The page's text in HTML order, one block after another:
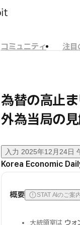
コミュニティ
注目
為替の高止
外為当局の見
入力 2025年12月24日
Korea Economic
概要 STAT AIのご案
大統領室は ウォ